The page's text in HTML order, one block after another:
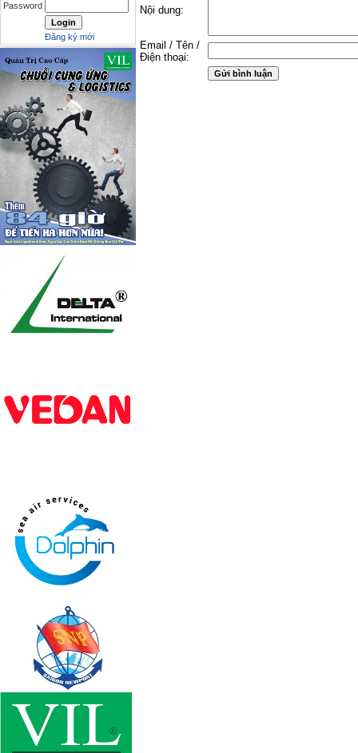
Password
Đăng ký mới
Nội dung:
Email / Tên /
Điện thoại: